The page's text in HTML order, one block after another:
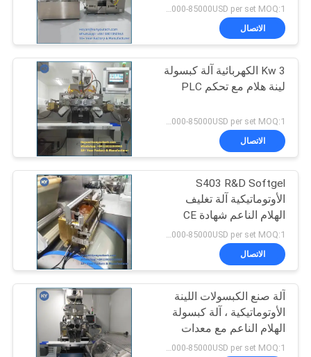
أخبار
اطلب
اقتباس
خريطة
الموقع
PRIVACY
POLICY
الاتصال
3 Kw الكهربائية آلة كبسولة
لينة هلام مع تحكم PLC
35000-85000USD per set MOQ:1 مجموعة
الاتصال
S403 R&D Softgel
الأوتوماتيكية آلة تغليف
الهلام الناعم شهادة CE
35000-85000USD per set MOQ:1 مجموعة
الاتصال
آلة صنع الكبسولات اللينة
الأوتوماتيكية ، آلة كبسولة
الهلام الناعم مع معدات
ذوبان / تجفيف الجيلاتين